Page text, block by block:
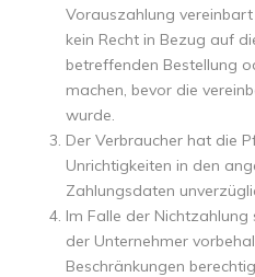
Vorauszahlung
kein Recht in Bezug auf
betreffenden Bestellung
machen, bevor die
wurde.
Der Verbraucher hat die
Unrichtigkeiten in den
Zahlungsdaten
Im Falle der
der Unternehmer
Beschränkungen